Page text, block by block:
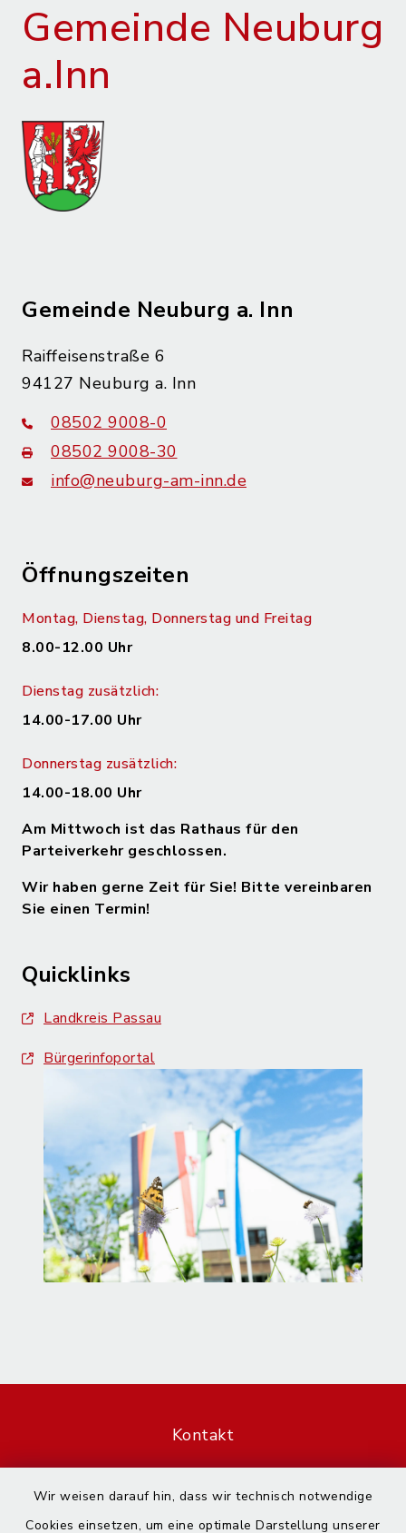
Wir weisen darauf hin, dass wir technisch notwendige
Cookies einsetzen, um eine optimale Darstellung unserer
Gemeinde Neuburg
a.Inn
Gemeinde Neuburg a. Inn
Raiffeisenstraße 6
94127 Neuburg a. Inn
08502 9008-0
08502 9008-30
info@neuburg-am-inn.de
Öffnungszeiten
Montag, Dienstag, Donnerstag und Freitag
8.00-12.00 Uhr
Dienstag zusätzlich:
14.00-17.00 Uhr
Donnerstag zusätzlich:
14.00-18.00 Uhr
Am Mittwoch ist das Rathaus für den
Parteiverkehr geschlossen.
Wir haben gerne Zeit für Sie! Bitte vereinbaren
Sie einen Termin!
Quicklinks
Landkreis Passau
Bürgerinfoportal
Kontakt